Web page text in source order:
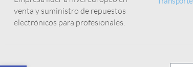
MEJOR CALIDAD Y PRECIO
venta y suministro de repuestos
electrónicos para profesionales.